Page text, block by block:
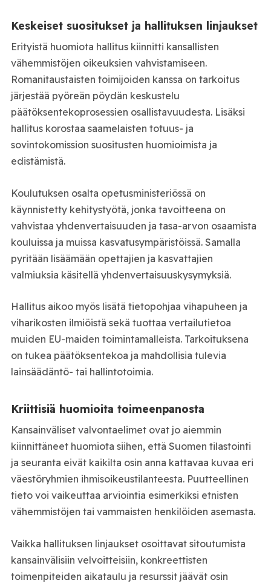
Keskeiset suositukset ja hallituksen linjaukset
Erityistä huomiota hallitus kiinnitti kansallisten
vähemmistöjen oikeuksien vahvistamiseen.
Romanitaustaisten toimijoiden kanssa on tarkoitus
järjestää pyöreän pöydän keskustelu
päätöksentekoprosessien osallistavuudesta. Lisäksi
hallitus korostaa saamelaisten totuus- ja
sovintokomission suositusten huomioimista ja
edistämistä.
Koulutuksen osalta opetusministeriössä on
käynnistetty kehitystyötä, jonka tavoitteena on
vahvistaa yhdenvertaisuuden ja tasa-arvon osaamista
kouluissa ja muissa kasvatusympäristöissä. Samalla
pyritään lisäämään opettajien ja kasvattajien
valmiuksia käsitellä yhdenvertaisuuskysymyksiä.
Hallitus aikoo myös lisätä tietopohjaa vihapuheen ja
viharikosten ilmiöistä sekä tuottaa vertailutietoa
muiden EU-maiden toimintamalleista. Tarkoituksena
on tukea päätöksentekoa ja mahdollisia tulevia
lainsäädäntö- tai hallintotoimia.
Kriittisiä huomioita toimeenpanosta
Kansainväliset valvontaelimet ovat jo aiemmin
kiinnittäneet huomiota siihen, että Suomen tilastointi
ja seuranta eivät kaikilta osin anna kattavaa kuvaa eri
väestöryhmien ihmisoikeustilanteesta. Puutteellinen
tieto voi vaikeuttaa arviointia esimerkiksi etnisten
vähemmistöjen tai vammaisten henkilöiden asemasta.
Vaikka hallituksen linjaukset osoittavat sitoutumista
kansainvälisiin velvoitteisiin, konkreettisten
toimenpiteiden aikataulu ja resurssit jäävät osin